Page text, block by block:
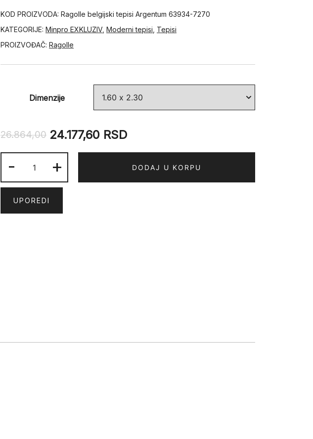
KOD PROIZVODA: Ragolle belgijski tepisi Argentum 63934-7270
KATEGORIJE: Minpro EXKLUZIV, Moderni tepisi Tepisi
PROIZVOĐAČ: Ragolle
Dimenzije
26.864,00 24.177,60 RSD
-
63934-
7270
količina
+ DODAJ U KORPU
UPOREDI